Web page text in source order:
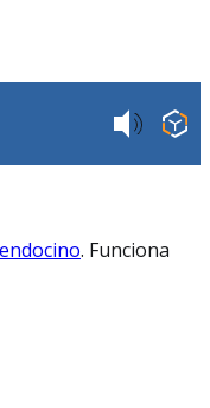
. Funciona